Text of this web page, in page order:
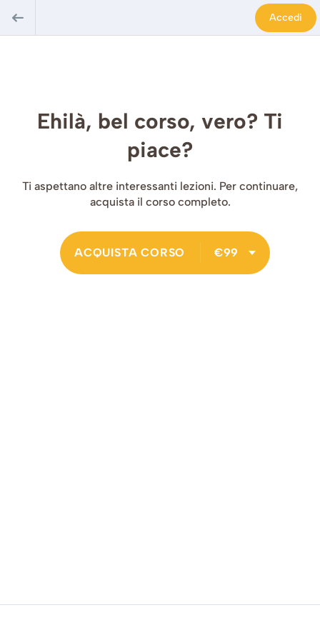
Accedi
Ehilà, bel corso, vero? Ti
piace?
Ti aspettano altre interessanti lezioni. Per continuare,
acquista il corso completo.
ACQUISTA CORSO €99